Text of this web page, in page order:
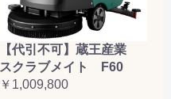
【代引不可】蔵王産業
スクラブメイト F60
￥1,009,800